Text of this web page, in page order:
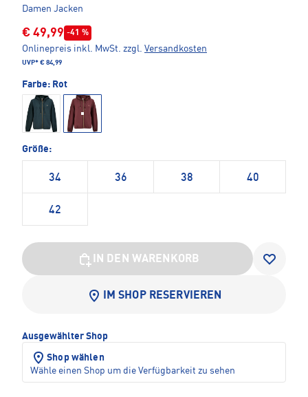
Damen Jacken
€ 49,99 -41 %
Onlinepreis inkl. MwSt. zzgl. Versandkosten
UVP* € 84,99
Farbe: Rot
Größe:
34 36 38 40
42
IN DEN WARENKORB
IM SHOP RESERVIEREN
Ausgewählter Shop
Shop wählen
Wähle einen Shop um die Verfügbarkeit zu sehen